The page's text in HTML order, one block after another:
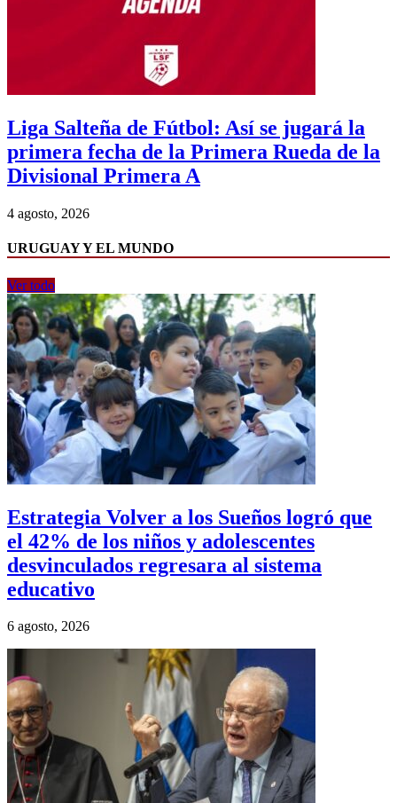
Liga Salteña de Fútbol: Así se jugará la
primera fecha de la Primera Rueda de la
Divisional Primera A
4 agosto, 2026
URUGUAY Y EL MUNDO
Ver todo
Estrategia Volver a los Sueños logró que
el 42% de los niños y adolescentes
desvinculados regresara al sistema
educativo
6 agosto, 2026